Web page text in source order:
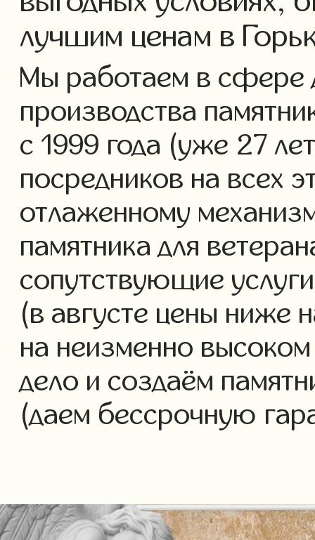
лучшим ценам в
Мы работаем в сфере
производства
с 1999 года (уже 27
посредников на всех
отлаженному
памятника для
сопутствующие
(в августе цены ниже
на неизменно
дело и создаём
(даем бессрочную